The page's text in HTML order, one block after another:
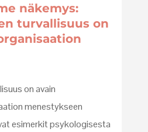
näkemys:
turvallisuus on
on avain
menestykseen
esimerkit psykologisesta